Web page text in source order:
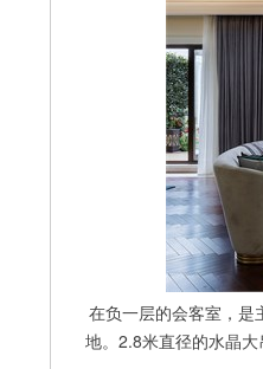
在负一层的会客室，是
地。 2.8米直径的水晶